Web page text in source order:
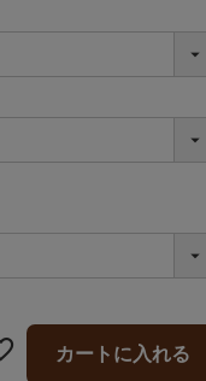
カートに入れる